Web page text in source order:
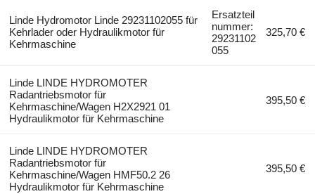
Linde Hydromotor Linde 29231102055 für
Kehrlader oder Hydraulikmotor für
Kehrmaschine
Ersatzteil
nummer:
29231102
055
325,70 €
Linde LINDE HYDROMOTER
Radantriebsmotor für
Kehrmaschine/Wagen H2X2921 01
Hydraulikmotor für Kehrmaschine
395,50 €
Linde LINDE HYDROMOTER
Radantriebsmotor für
Kehrmaschine/Wagen HMF50.2 26
Hydraulikmotor für Kehrmaschine
395,50 €